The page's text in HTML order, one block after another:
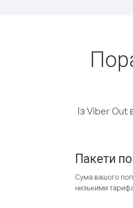
Із Viber
Пакети
Сума вашого
низькими